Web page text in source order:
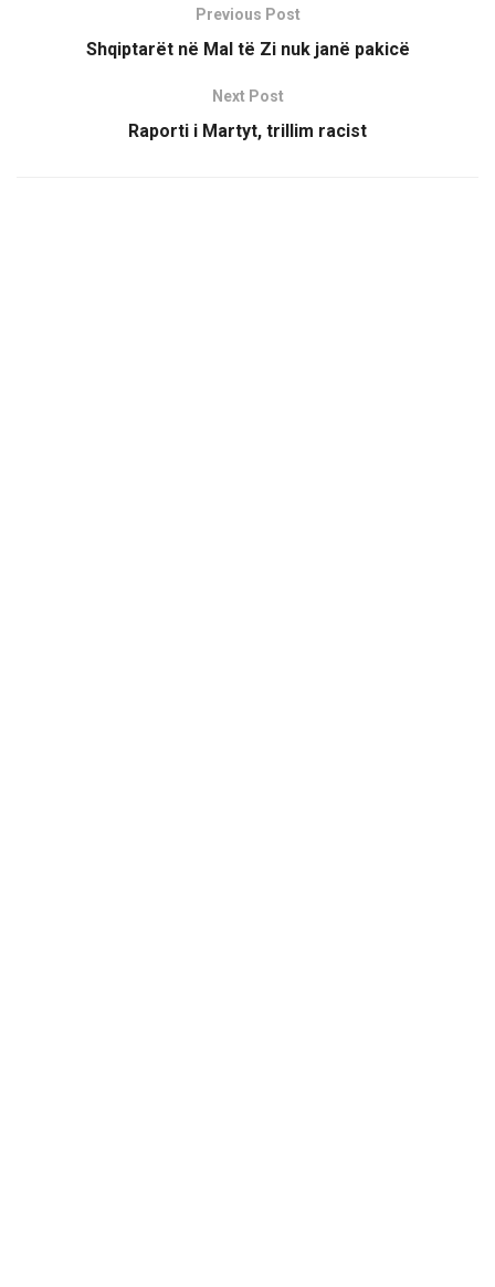
Previous Post
Shqiptarët në Mal të Zi nuk janë pakicë
Next Post
Raporti i Martyt, trillim racist